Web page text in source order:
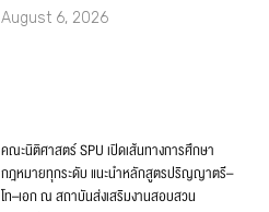
August 6, 2026
คณะนิติศาสตร์ SPU เปิดเส้นทางการศึกษา
กฎหมายทุกระดับ แนะนำหลักสูตรปริญญาตรี–
โท–เอก ณ สถาบันส่งเสริมงานสอบสวน